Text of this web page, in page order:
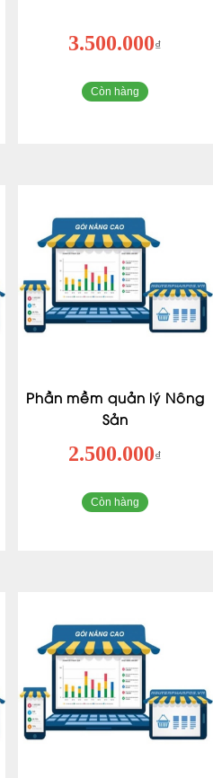
3.500.000₫
Còn hàng
Phần mềm quản lý Nông
Sản
2.500.000₫
Còn hàng